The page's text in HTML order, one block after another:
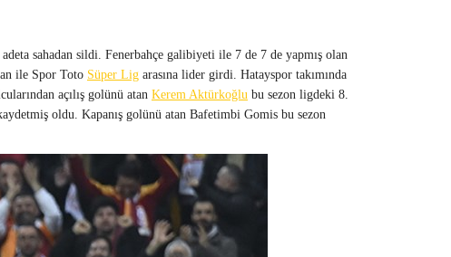
sahadan sildi. Fenerbahçe galibiyeti ile 7 de 7 de yapmış olan
ile Spor Toto Süper Lig arasına lider girdi. Hatayspor takımında
açılış golünü atan Kerem Aktürkoğlu bu sezon ligdeki 8.
oldu. Kapanış golünü atan Bafetimbi Gomis bu sezon